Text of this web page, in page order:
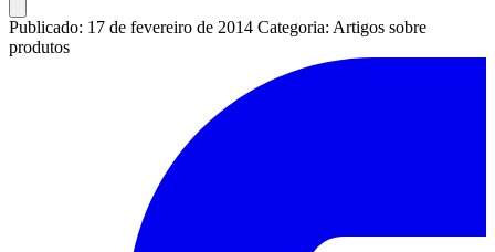
Publicado: 17 de fevereiro de 2014 Categoria: Artigos sobre
produtos